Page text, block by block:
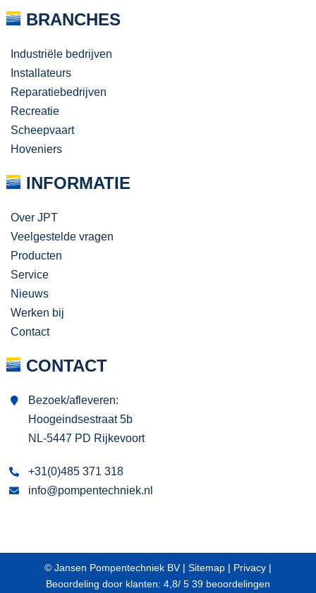
BRANCHES
Industriële bedrijven
Installateurs
Reparatiebedrijven
Recreatie
Scheepvaart
Hoveniers
INFORMATIE
Over JPT
Veelgestelde vragen
Producten
Service
Nieuws
Werken bij
Contact
CONTACT
Bezoek/afleveren:
Hoogeindsestraat 5b
NL-5447 PD Rijkevoort
+31(0)485 371 318
info@pompentechniek.nl
© Jansen Pompentechniek BV | Sitemap | Privacy |
Beoordeling door klanten: 4,8/ 5 39 beoordelingen